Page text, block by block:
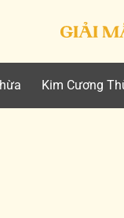
Kim Cương